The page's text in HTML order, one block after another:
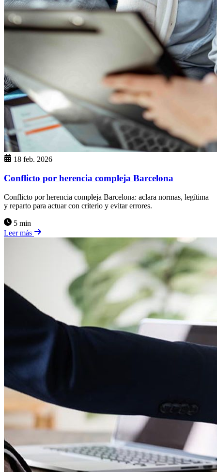
18 feb. 2026
Conflicto por herencia compleja Barcelona
Conflicto por herencia compleja Barcelona: aclara normas, legítima
y reparto para actuar con criterio y evitar errores.
5 min
Leer más